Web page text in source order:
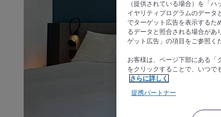
（提供されている場合）を「
イヤリティプログラムのデータ
でターゲット広告を表示するた
るデータと照合される場合があ
ゲット広告」の項目をご参照く
お客様は、ページ下部にある「
をクリックすることで、いつで
さらに詳しく
提携パートナー